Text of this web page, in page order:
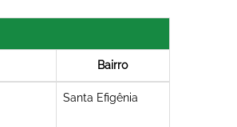
Bairro
Santa Efigênia